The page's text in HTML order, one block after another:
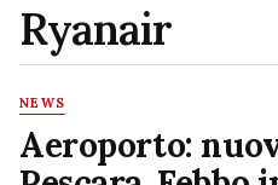
Ryanair
NEWS
Aeroporto: